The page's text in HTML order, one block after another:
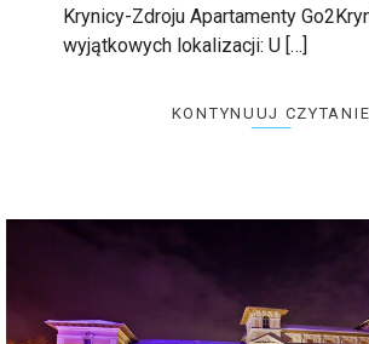
Krynicy-Zdroju Apartamenty
wyjątkowych lokalizacji: U […]
KONTYNUUJ CZYTANIE